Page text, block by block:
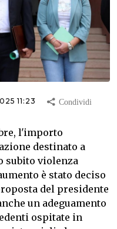
11:23
l'importo
destinato a
subito violenza
è stato deciso
del presidente
un adeguamento
ospitate in